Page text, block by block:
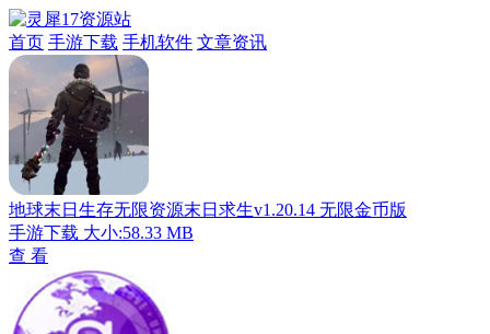
首页 手游下载 手机软件 文章资讯
地球末日生存无限资源末日求生v1.20.14 无限金币版
手游下载 大小:58.33 MB
查 看